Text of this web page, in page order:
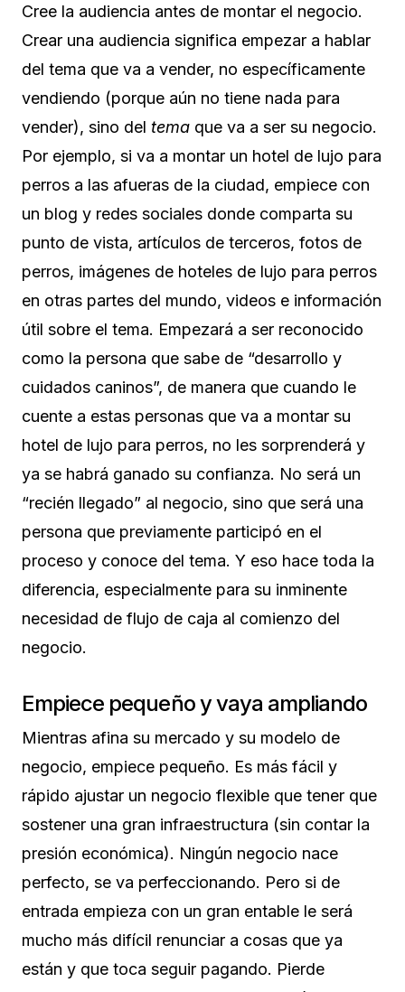
Cree la audiencia antes de montar el negocio.
Crear una audiencia significa empezar a hablar
del tema que va a vender, no específicamente
vendiendo (porque aún no tiene nada para
vender), sino del tema que va a ser su negocio.
Por ejemplo, si va a montar un hotel de lujo para
perros a las afueras de la ciudad, empiece con
un blog y redes sociales donde comparta su
punto de vista, artículos de terceros, fotos de
perros, imágenes de hoteles de lujo para perros
en otras partes del mundo, videos e información
útil sobre el tema. Empezará a ser reconocido
como la persona que sabe de “desarrollo y
cuidados caninos”, de manera que cuando le
cuente a estas personas que va a montar su
hotel de lujo para perros, no les sorprenderá y
ya se habrá ganado su confianza. No será un
“recién llegado” al negocio, sino que será una
persona que previamente participó en el
proceso y conoce del tema. Y eso hace toda la
diferencia, especialmente para su inminente
necesidad de flujo de caja al comienzo del
negocio.
Empiece pequeño y vaya ampliando
Mientras afina su mercado y su modelo de
negocio, empiece pequeño. Es más fácil y
rápido ajustar un negocio flexible que tener que
sostener una gran infraestructura (sin contar la
presión económica). Ningún negocio nace
perfecto, se va perfeccionando. Pero si de
entrada empieza con un gran entable le será
mucho más difícil renunciar a cosas que ya
están y que toca seguir pagando. Pierde